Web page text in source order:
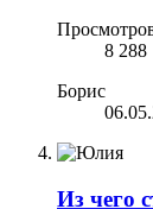
8 288
Борис
Из чего